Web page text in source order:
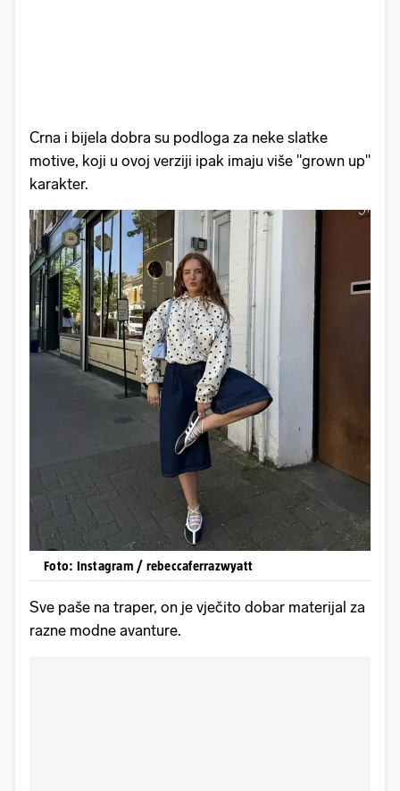
Crna i bijela dobra su podloga za neke slatke
motive, koji u ovoj verziji ipak imaju više "grown up"
karakter.
Foto: Instagram / rebeccaferrazwyatt
Sve paše na traper, on je vječito dobar materijal za
razne modne avanture.